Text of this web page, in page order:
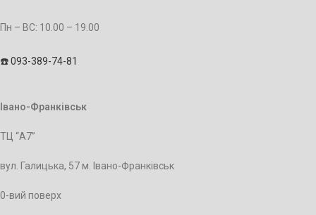
Пн – BC: 10.00 – 19.00
☎️ 093-389-74-81
Івано-Франківськ
ТЦ “А7”
вул. Галицька, 57 м. Івано-Франківськ
0-вий поверх